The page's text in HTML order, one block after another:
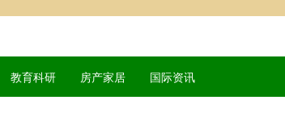
教育科研 房产家居 国际资讯